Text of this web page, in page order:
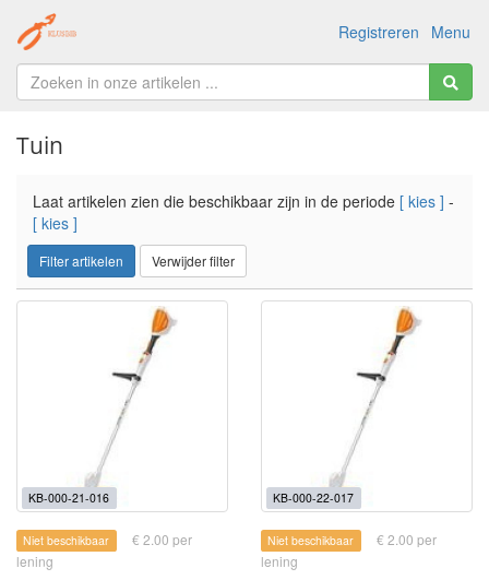
Menu
Registreren
Tuin
Laat artikelen zien die beschikbaar zijn in de periode [ kies ] -
[ kies ]
Filter artikelen Verwijder filter
KB-000-21-016
Niet beschikbaar
€ 2.00 per
lening
KB-000-22-017
Niet beschikbaar
€ 2.00 per
lening